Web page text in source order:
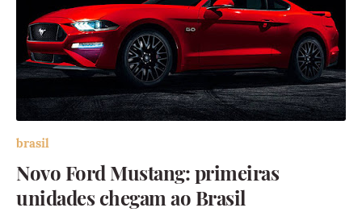
brasil
Novo Ford Mustang: primeiras
unidades chegam ao Brasil